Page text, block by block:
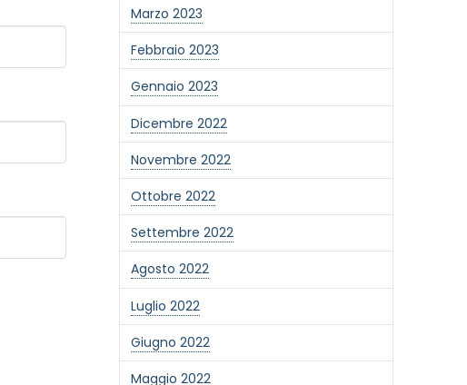
Marzo 2023
Febbraio 2023
Gennaio 2023
Dicembre 2022
Novembre 2022
Ottobre 2022
Settembre 2022
Agosto 2022
Luglio 2022
Giugno 2022
Maggio 2022